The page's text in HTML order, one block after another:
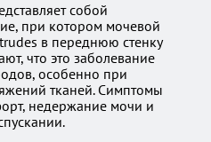
собой
при котором мочевой
в переднюю стенку
что это заболевание
особенно при
тканей. Симптомы
недержание мочи и